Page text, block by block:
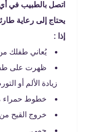
اتصل بالطبيب في
يحتاج إلى رعاية
إذا :
يُعاني طفلك
ظهرت على
زيادة الألم أو
خطوط حمراء
خروج القيح
حمى.